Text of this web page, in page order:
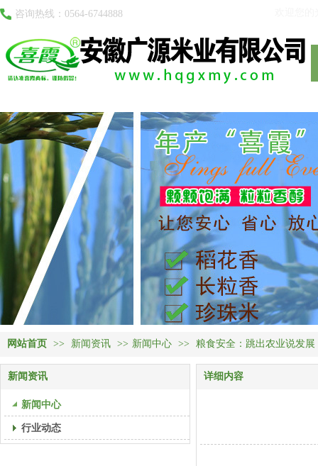
咨询热线：0564-6744888
网站首页 >> 新闻资讯 >> 新闻中心 >> 粮食安全：跳出农业说发展
新闻资讯
新闻中心
行业动态
详细内容